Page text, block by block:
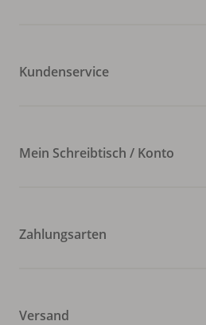
Kundenservice
Mein Schreibtisch / Konto
Zahlungsarten
Versand